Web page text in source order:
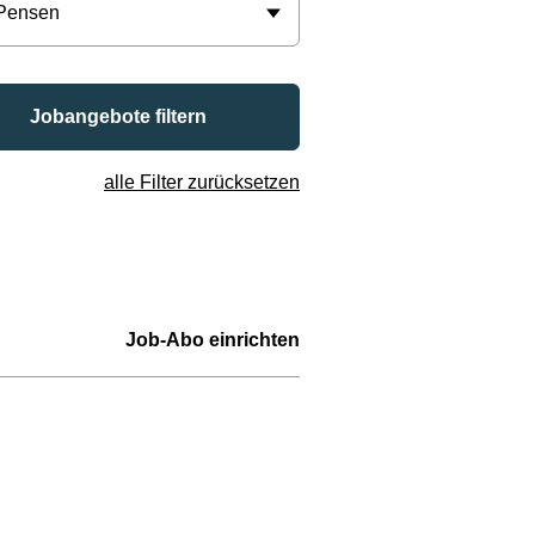
Jobangebote filtern
alle Filter zurücksetzen
Job-Abo einrichten